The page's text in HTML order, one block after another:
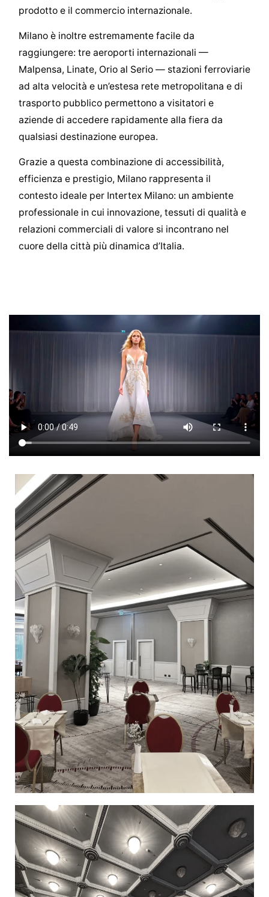
prodotto e il commercio internazionale.
Milano è inoltre estremamente facile da
raggiungere: tre aeroporti internazionali —
Malpensa, Linate, Orio al Serio — stazioni ferroviarie
ad alta velocità e un’estesa rete metropolitana e di
trasporto pubblico permettono a visitatori e
aziende di accedere rapidamente alla fiera da
qualsiasi destinazione europea.
Grazie a questa combinazione di accessibilità,
efficienza e prestigio, Milano rappresenta il
contesto ideale per Intertex Milano: un ambiente
professionale in cui innovazione, tessuti di qualità e
relazioni commerciali di valore si incontrano nel
cuore della città più dinamica d’Italia.